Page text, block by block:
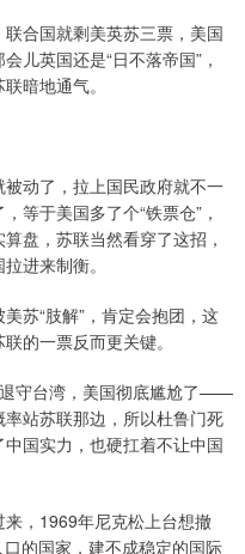
合国就剩美英苏三票，美国
儿英国还是“日不落帝国”，
暗地通气。
动了，拉上国民政府就不一
于美国多了个“铁票仓”，
盘，苏联当然看穿了这招，
进来制衡。
苏“肢解”，肯定会抱团，这
的一票反而更关键。
守台湾，美国彻底尴尬了——
站苏联那边，所以杜鲁门死
国实力，也硬扛着不让中国
，1969年尼克松上台想撤
的国家，建不成稳定的国际